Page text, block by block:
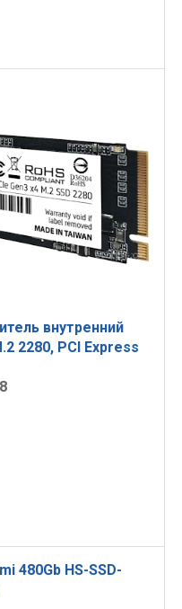
внутренний
2280, PCI Express
480Gb HS-SSD-